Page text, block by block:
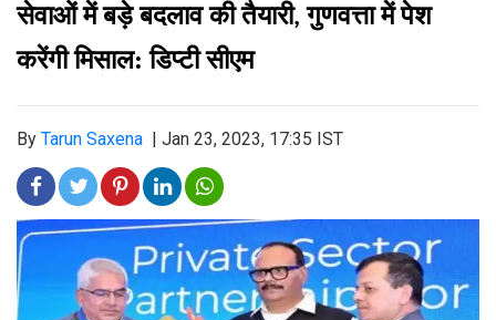
सेवाओं में बड़े बदलाव की तैयारी, गुणवत्ता में पेश
करेंगी मिसाल: डिप्‍टी सीएम
By Tarun Saxena Jan 23, 2023, 17:35 IST